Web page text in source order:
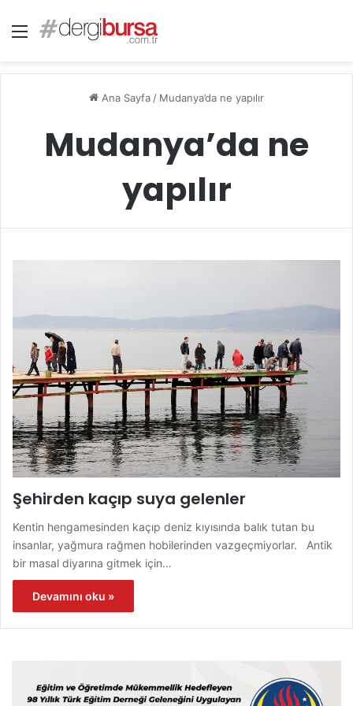
Menü
Ana Sayfa / Mudanya’da ne yapılır
Mudanya’da ne
yapılır
Şehirden kaçıp suya gelenler
Kentin hengamesinden kaçıp deniz kıyısında balık tutan bu
insanlar, yağmura rağmen hobilerinden vazgeçmiyorlar. Antik
bir masal diyarına gitmek için…
Devamını oku »